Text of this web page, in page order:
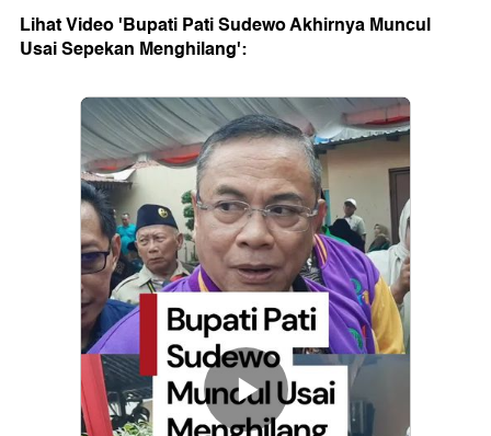
Lihat Video 'Bupati Pati Sudewo Akhirnya Muncul
Usai Sepekan Menghilang':